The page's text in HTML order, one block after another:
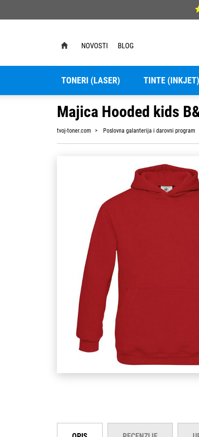
NOVOSTI BLOG
TONERI (LASER) TINTE (INKJET)
Majica Hooded kids
tvoj-toner.com Poslovna galanterija i darovni program